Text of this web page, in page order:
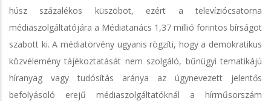
húsz százalékos küszöböt, ezért a televíziócsatorna
médiaszolgáltatójára a Médiatanács 1,37 millió forintos bírságot
szabott ki. A médiatörvény ugyanis rögzíti, hogy a demokratikus
közvélemény tájékoztatását nem szolgáló, bűnügyi tematikájú
híranyag vagy tudósítás aránya az úgynevezett jelentős
befolyásoló erejű médiaszolgáltatóknál a hírműsorszám